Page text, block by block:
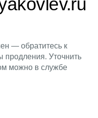
— обратитесь к
продления. Уточнить
можно в службе